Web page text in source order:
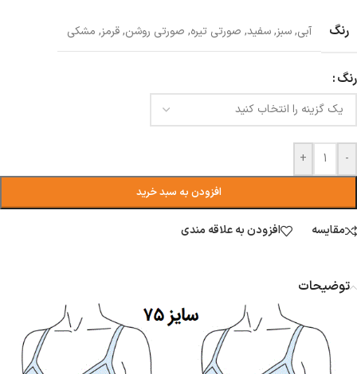
رنگ آبی,سبز,سفید, صورتی تیره, صورتی روشن,قرمز, مشکی
رنگ
-
+
افزودن به سبد خرید
مقایسه افزودن به علاقه مندی
توضیحات